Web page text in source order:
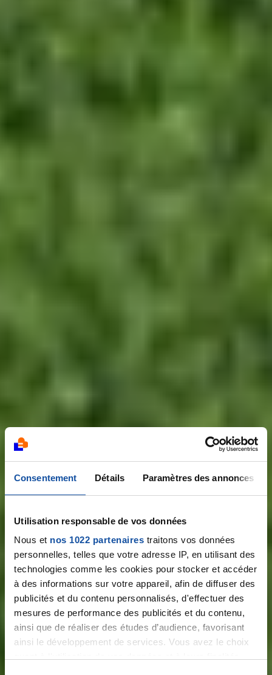
Consentement Détails Paramètres des annonces
Utilisation responsable de vos données
Nous et nos 1022 partenaires traitons vos données
personnelles, telles que votre adresse IP, en utilisant des
technologies comme les cookies pour stocker et accéder
à des informations sur votre appareil, afin de diffuser des
publicités et du contenu personnalisés, d'effectuer des
mesures de performance des publicités et du contenu,
ainsi que de réaliser des études d’audience, favorisant
ainsi le développement de services. Vous avez le choix
Plus vite que le
cancer
Notre course